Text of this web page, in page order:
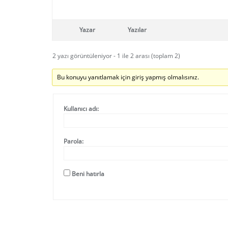
Yazar Yazılar
2 yazı görüntüleniyor - 1 ile 2 arası (toplam 2)
Bu konuyu yanıtlamak için giriş yapmış olmalısınız.
Kullanıcı adı:
Parola:
Beni hatırla